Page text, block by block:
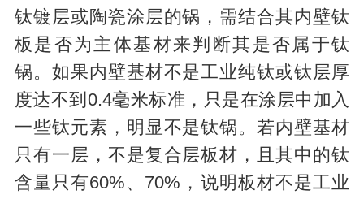
钛镀层或陶瓷涂层的锅，需结合其内壁钛
板是否为主体基材来判断其是否属于钛
锅。如果内壁基材不是工业纯钛或钛层厚
度达不到0.4毫米标准，只是在涂层中加入
一些钛元素，明显不是钛锅。若内壁基材
只有一层，不是复合层板材，且其中的钛
含量只有60%、70%，说明板材不是工业